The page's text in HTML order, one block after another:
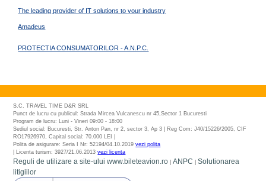
The leading provider of IT solutions to your industry
Amadeus
PROTECTIA CONSUMATORILOR - A.N.P.C.
S.C. TRAVEL TIME D&R SRL
Punct de lucru cu publicul: Strada Mircea Vulcanescu nr 45,Sector 1 Bucuresti
Program de lucru: Luni - Vineri 09:00 - 18:00
Sediul social: Bucuresti, Str. Anton Pan, nr 2, sector 3, Ap 3 | Reg Com: J40/15226/2005, CIF
RO17926970, Capital social: 70.000 LEI |
Polita de asigurare: Seria I Nr: 52194/04.10.2019vezi polita
| Licenta turism: 3927/21.06.2013vezi licenta
Reguli de utilizare a site-ului www.bileteavion.ro |ANPC |Solutionarea
litigiilor